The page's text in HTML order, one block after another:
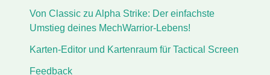
Von Classic zu Alpha Strike: Der einfachste
Umstieg deines MechWarrior-Lebens!
Karten-Editor und Kartenraum für Tactical Screen
Feedback